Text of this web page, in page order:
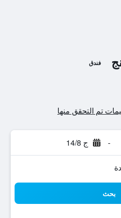
فندق
- ج 14/8
بحث